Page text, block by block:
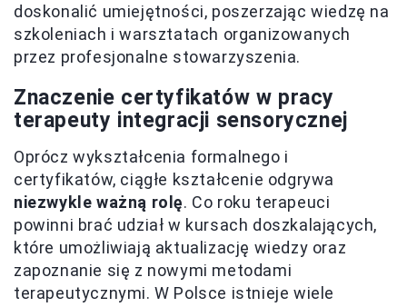
doskonalić umiejętności, poszerzając wiedzę na
szkoleniach i warsztatach organizowanych
przez profesjonalne stowarzyszenia.
Znaczenie certyfikatów w pracy
terapeuty integracji sensorycznej
Oprócz wykształcenia formalnego i
certyfikatów, ciągłe kształcenie odgrywa
niezwykle ważną rolę. Co roku terapeuci
powinni brać udział w kursach doszkalających,
które umożliwiają aktualizację wiedzy oraz
zapoznanie się z nowymi metodami
terapeutycznymi. W Polsce istnieje wiele